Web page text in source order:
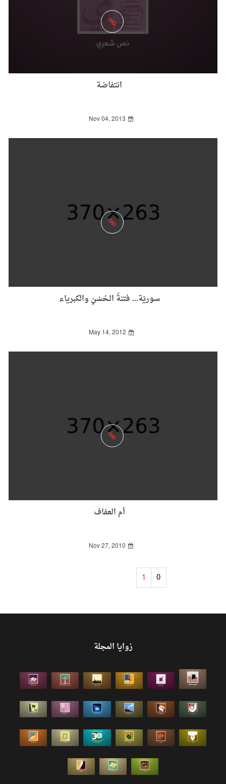
انتفاضة
Nov 04, 2013
سوريَة... فتنةُ الـحُسْنِ والكبرياء
May 14, 2012
أم العفاف
Nov 27, 2010
0
1
زوايا المجلة